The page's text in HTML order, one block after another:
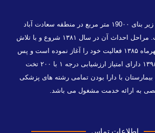
بیمارستان پارسیان با زیر بنای ۱90۰۰ متر مربع در منطقه سعادت آباد
تهران واقع شده است. مراحل احداث آن در سال ۱۳۸۱ شروع و با تلاش
مسئولین محترم در مهرماه ۱۳۸۵ فعالیت خود را آغاز نموده است و پس
از اعتباربخشی سال ۱۳۹۸ دارای امتیاز ارزشیابی درجه ۱ با ۲۰۰ تخت
با دارا بودن تمامی رشته های پزشکی
به ارائه خدمت مشغول می باشد.